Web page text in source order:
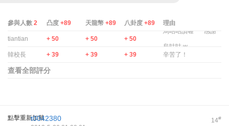
參與人數 2 凸度 +89 天龍幣 +89 八卦度 +89 理由
tiantian + 50 + 50 + 50
烏咕咕讚喔 ~~ 感謝
烏咕咕 w
韓校長
+ 39 + 39 + 39 辛苦了！
查看全部評分
點擊重新加載 14#
t0042380